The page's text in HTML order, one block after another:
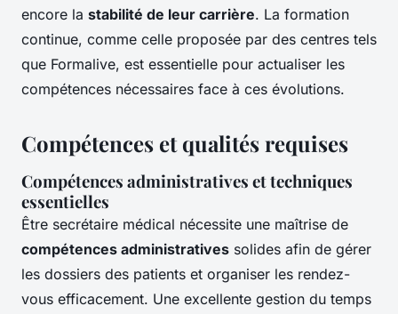
encore la stabilité de leur carrière. La formation
continue, comme celle proposée par des centres tels
que Formalive, est essentielle pour actualiser les
compétences nécessaires face à ces évolutions.
Compétences et qualités requises
Compétences administratives et techniques
essentielles
Être secrétaire médical nécessite une maîtrise de
compétences administratives solides afin de gérer
les dossiers des patients et organiser les rendez-
vous efficacement. Une excellente gestion du temps